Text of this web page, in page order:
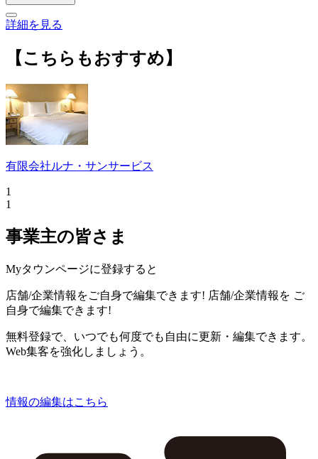
詳細を見る
【こちらもおすすめ】
有限会社ルナ・サンサービス
1
1
事業主の皆さま
Myタウンページに登録すると
店舗/企業情報をご自身で編集できます! 店舗/企業情報を ご
自身で編集できます!
無料登録で、いつでも何度でも自由に更新・編集できます。
Web集客を強化しましょう。
情報の編集はこちら